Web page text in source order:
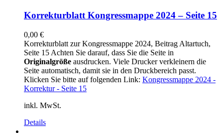
Korrekturblatt Kongressmappe 2024 – Seite 15
0,00 €
Korrekturblatt zur Kongressmappe 2024, Beitrag Altartuch,
Seite 15 Achten Sie darauf, dass Sie die Seite in
Originalgröße ausdrucken. Viele Drucker verkleinern die
Seite automatisch, damit sie in den Druckbereich passt.
Klicken Sie bitte auf folgenden Link: Kongressmappe 2024 -
Korrektur - Seite 15
inkl. MwSt.
Details